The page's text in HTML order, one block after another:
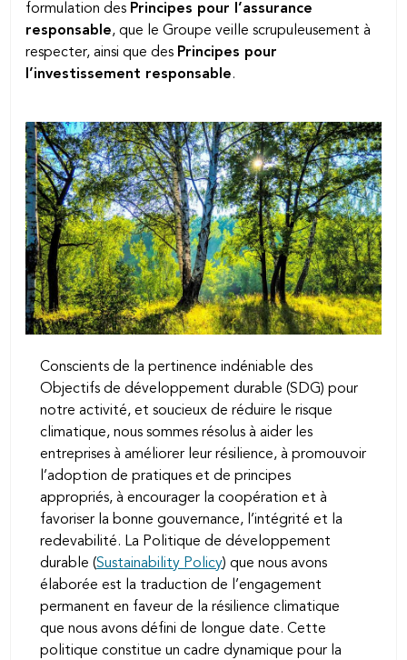
formulation des Principes pour l’assurance
responsable, que le Groupe veille scrupuleusement à
respecter, ainsi que des Principes pour
l’investissement responsable.
Conscients de la pertinence indéniable des
Objectifs de développement durable (SDG) pour
notre activité, et soucieux de réduire le risque
climatique, nous sommes résolus à aider les
entreprises à améliorer leur résilience, à promouvoir
l’adoption de pratiques et de principes
appropriés, à encourager la coopération et à
favoriser la bonne gouvernance, l’intégrité et la
redevabilité. La Politique de développement
durable (Sustainability Policy) que nous avons
élaborée est la traduction de l’engagement
permanent en faveur de la résilience climatique
que nous avons défini de longue date. Cette
politique constitue un cadre dynamique pour la